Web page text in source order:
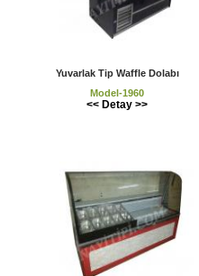
Yuvarlak Tip Waffle Dolabı
Model-1960
<< Detay >>